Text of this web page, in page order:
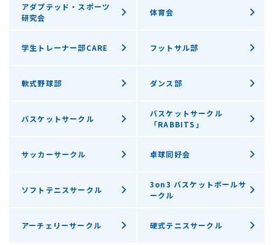
アダプテッド・スポーツ
研究会
体育会
学生トレーナー部CARE フットサル部
軟式野球部 ダンス部
バスケットサークル
バスケットサークル
「RABBITS」
サッカーサークル 卓球同好会
ソフトテニスサークル
3on3 バスケットボールサ
ークル
アーチェリーサークル 硬式テニスサークル